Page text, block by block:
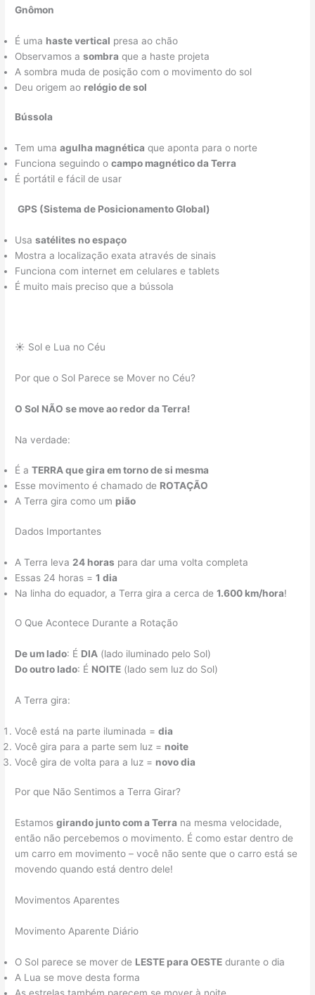
Gnômon
É uma haste vertical presa ao chão
Observamos asombra que a haste projeta
A sombra muda de posição com o movimento do sol
Deu origem ao relógio de sol
Bússola
Tem umaagulha magnética que aponta para o norte
Funciona seguindo ocampo magnético da Terra
É portátil e fácil de usar
️GPS (Sistema de Posicionamento Global)
Usasatélites no espaço
Mostra a localização exata através de sinais
Funciona com internet em celulares e tablets
É muito mais preciso que a bússola
☀️ Sol e Lua no Céu
Por que o Sol Parece se Mover no Céu?
O Sol NÃO se move ao redor da Terra!
Na verdade:
É aTERRA que gira em torno de si mesma
Esse movimento é chamado de ROTAÇÃO
A Terra gira como um pião
Dados Importantes
A Terra leva 24 horas para dar uma volta completa
Essas 24 horas =1 dia
Na linha do equador, a Terra gira a cerca de1.600 km/hora!
O Que Acontece Durante a Rotação
De um lado: É DIA (lado iluminado pelo Sol)
Do outro lado: É NOITE (lado sem luz do Sol)
A Terra gira:
Você está na parte iluminada =dia
Você gira para a parte sem luz = noite
Você gira de volta para a luz = novo dia
Por que Não Sentimos a Terra Girar?
Estamosgirando junto com a Terra na mesma velocidade,
então não percebemos o movimento. É como estar dentro de
um carro em movimento – você não sente que o carro está se
movendo quando está dentro dele!
Movimentos Aparentes
Movimento Aparente Diário
O Sol parece se mover de LESTE para OESTE durante o dia
A Lua se move desta forma